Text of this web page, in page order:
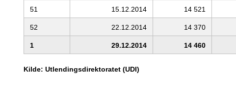
51 15.12.2014 14 521
52 22.12.2014 14 370
1 29.12.2014 14 460
Kilde: Utlendingsdirektoratet (UDI)